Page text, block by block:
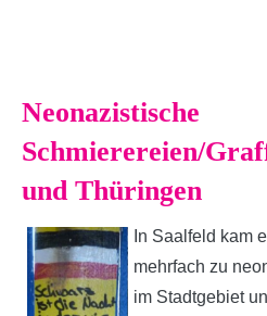
Neonazistische
Schmierereien/
und Thüringen
In Saalfeld kam
mehrfach zu
im Stadtgebiet